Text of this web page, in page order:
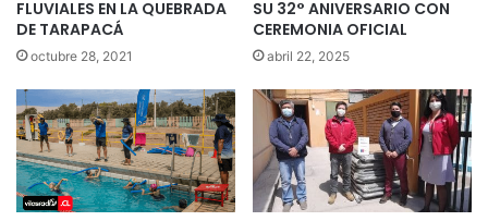
FLUVIALES EN LA QUEBRADA
DE TARAPACÁ
octubre 28, 2021
SU 32° ANIVERSARIO CON
CEREMONIA OFICIAL
abril 22, 2025